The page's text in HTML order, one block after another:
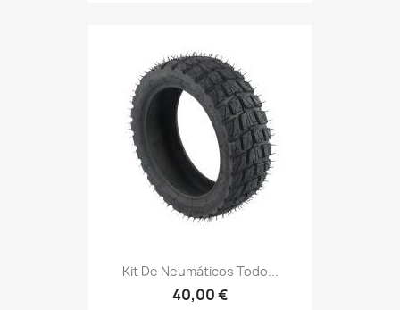
Kit De Neumáticos Todo...
40,00 €